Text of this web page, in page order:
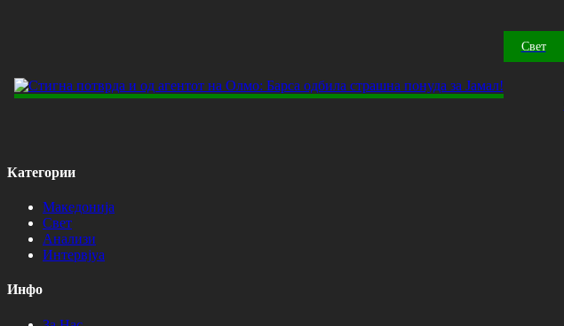
Свет
Категории
Македонија
Свет
Анализи
Интервјуа
Инфо